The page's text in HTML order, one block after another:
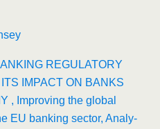
REGULATORY
IMPACT ON BANKS
, Impro­ving the glo­bal
EU ban­king sec­tor, Ana­ly­